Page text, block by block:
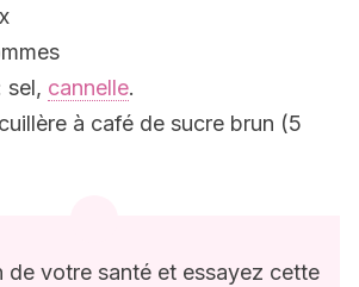
sel, cannelle.
à café de sucre brun (5
de votre santé et essayez cette